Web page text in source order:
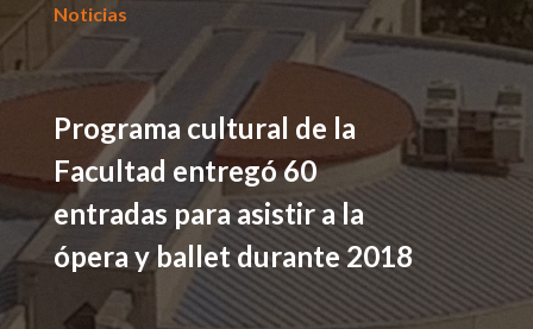
Noticias
Programa cultural de la
Facultad entregó 60
entradas para asistir a la
ópera y ballet durante 2018